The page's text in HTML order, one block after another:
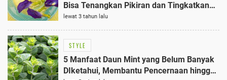
Bisa Tenangkan Pikiran dan Tingkatkan
Kualitas Tidur
lewat 3 tahun lalu
STYLE
5 Manfaat Daun Mint yang Belum Banyak
DIketahui, Membantu Pencernaan hingga